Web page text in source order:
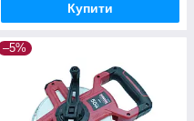
Купити
–5%